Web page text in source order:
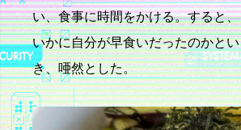
い、食事に時間をかける。すると
いかに自分が早食いだったのかと
き、唖然とした。